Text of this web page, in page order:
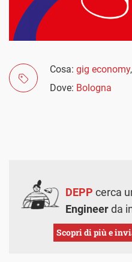
Cosa: gig economy,
Dove: Bologna
DEPP cerca
Engineerda
Scopri di più e